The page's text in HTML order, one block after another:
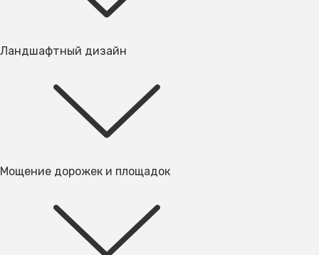
Ландшафтный дизайн
Мощение дорожек и площадок